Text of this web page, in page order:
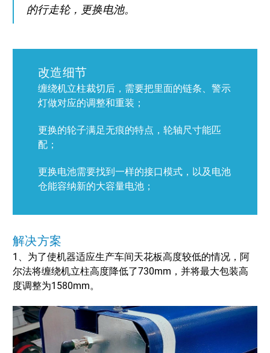
的行走轮，更换电池。
改造细节
缠绕机立柱裁切后，需要把里面的链条、警示
灯做对应的调整和重装；
更换的轮子满足无痕的特点，轮轴尺寸能匹
配；
更换电池需要找到一样的接口模式，以及电池
仓能容纳新的大容量电池；
解决方案
1、为了使机器适应生产车间天花板高度较低的情况，阿
尔法将缠绕机立柱高度降低了730mm，并将最大包装高
度调整为1580mm。